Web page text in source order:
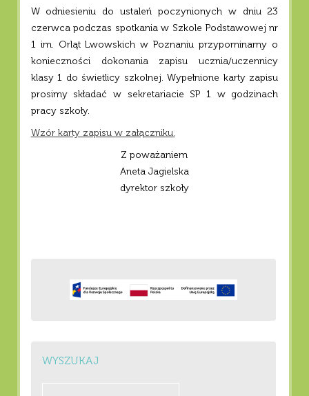
W odniesieniu do ustaleń poczynionych w dniu 23
czerwca podczas spotkania w Szkole Podstawowej nr
1 im. Orląt Lwowskich w Poznaniu przypominamy o
konieczności dokonania zapisu ucznia/uczennicy
klasy 1 do świetlicy szkolnej. Wypełnione karty zapisu
prosimy składać w sekretariacie SP 1 w godzinach
pracy szkoły.
Wzór karty zapisu w załączniku.
Z poważaniem
Aneta Jagielska
dyrektor szkoły
WYSZUKAJ